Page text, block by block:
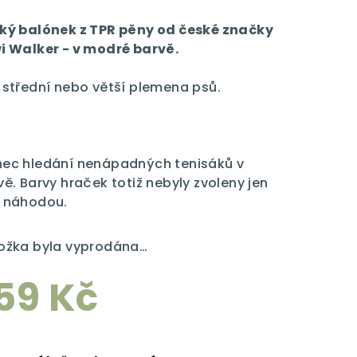
balónek z TPR pěny od české značky
Walker - v modré barvě.
střední nebo větší plemena psů.
hledání nenápadných tenisáků v
Barvy hraček totiž nebyly zvoleny jen
byla vyprodána…
Kč